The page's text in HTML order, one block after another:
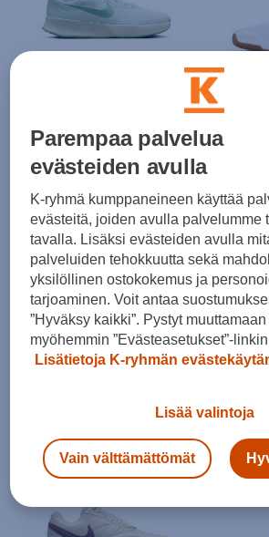
84,99 €
Wilson
119,00 €
Nike
Vapor Lite 3 Hard Court Tennis Shoes W - naisten tenniskengät
Wilson
119,00 €
Parempaa palvelua
evästeiden avulla
K-ryhmä kumppaneineen käyttää
evästeitä, joiden avulla palvelumme
tavalla. Lisäksi evästeiden avulla
palveluiden tehokkuutta sekä
yksilöllinen ostokokemus ja
tarjoaminen. Voit antaa
”Hyväksy kaikki”. Pystyt
myöhemmin ”Evästeasetukset”-
Lisätietoja K-ryhmän
Lisää valintoja
Vain välttämättömät